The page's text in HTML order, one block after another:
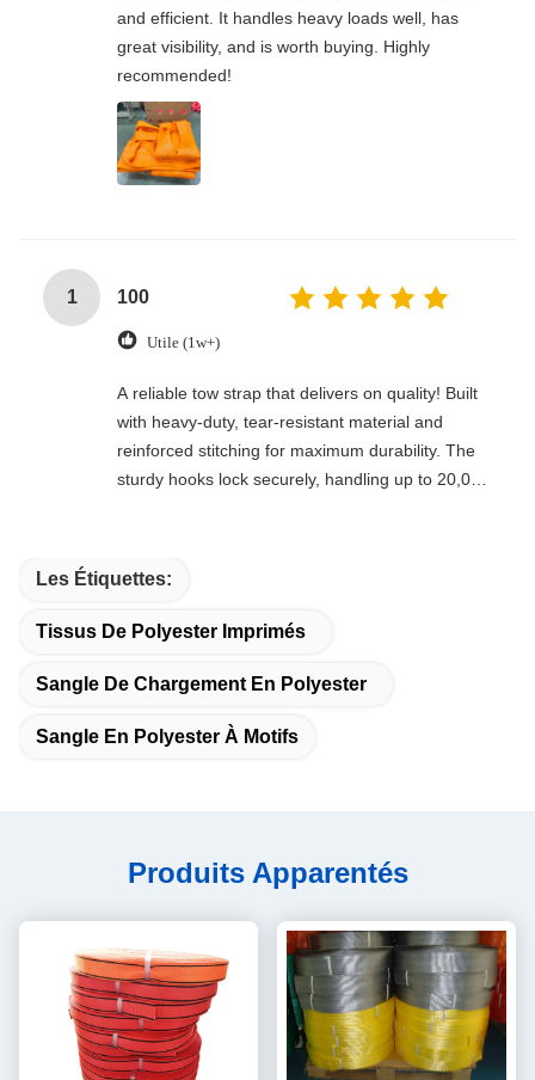
and efficient. It handles heavy loads well, has
great visibility, and is worth buying. Highly
recommended!
1 100
Utile (1w+)
A reliable tow strap that delivers on quality! Built
with heavy-duty, tear-resistant material and
reinforced stitching for maximum durability. The
sturdy hooks lock securely, handling up to 20,000
Les Étiquettes:
Tissus De Polyester Imprimés
Sangle De Chargement En Polyester
Sangle En Polyester À Motifs
Produits Apparentés